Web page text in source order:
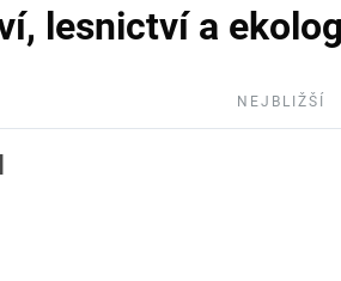
lesnictví a
NEJBLIŽŠÍ